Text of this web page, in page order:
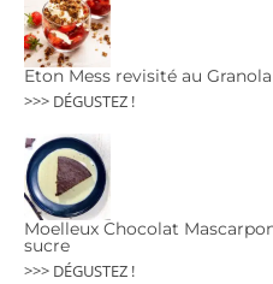
Eton Mess revisité au
>>> DÉGUSTEZ !
Moelleux Chocolat
sucre
>>> DÉGUSTEZ !